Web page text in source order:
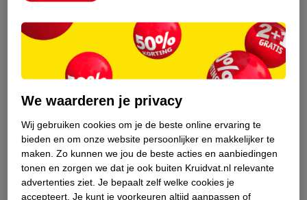
verwijderen en de oren schoonmaken? Doe dit dan als volgt:
Maak een (hydrofiel) washandje of de punt van een hydrofiele
Maak hiermee de oorschelp van je baby voorzichtig schoon.
Je mag ook voorzichtig zichtbare oorsmeer uit de opening
van de gehoorgang halen. Let hierbij wel op dat je het
washandje of de hydrofieldoek nooit in de gehoorgang steekt.
Droog het oor daarna goed af.
We waarderen je privacy
Wij gebruiken cookies om je de beste online ervaring te
bieden en om onze website persoonlijker en makkelijker te
maken. Zo kunnen we jou de beste acties en aanbiedingen
tonen en zorgen we dat je ook buiten Kruidvat.nl relevante
advertenties ziet. Je bepaalt zelf welke cookies je
accepteert. Je kunt je voorkeuren altijd aanpassen of